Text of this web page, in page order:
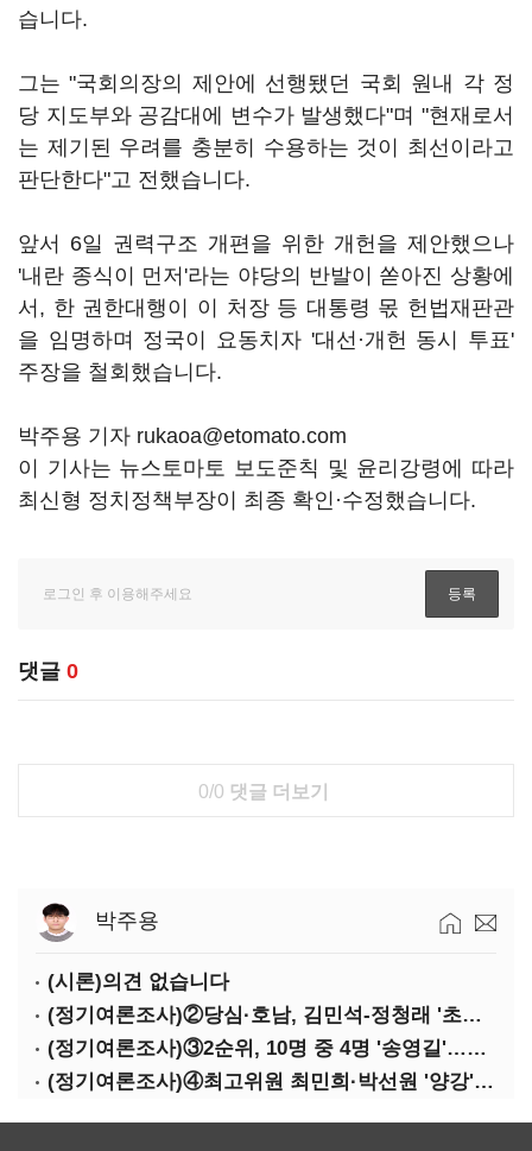
습니다.
그는 "국회의장의 제안에 선행됐던 국회 원내 각 정
당 지도부와 공감대에 변수가 발생했다"며 "현재로서
는 제기된 우려를 충분히 수용하는 것이 최선이라고
판단한다"고 전했습니다.
앞서 6일 권력구조 개편을 위한 개헌을 제안했으나
'내란 종식이 먼저'라는 야당의 반발이 쏟아진 상황에
서, 한 권한대행이 이 처장 등 대통령 몫 헌법재판관
을 임명하며 정국이 요동치자 '대선·개헌 동시 투표'
주장을 철회했습니다.
박주용 기자 rukaoa@etomato.com
이 기사는 뉴스토마토 보도준칙 및 윤리강령에 따라
최신형 정치정책부장이 최종 확인·수정했습니다.
댓글 0
0/0 댓글 더보기
박주용
(시론)의견 없습니다
(정기여론조사)②당심·호남, 김민석-정청래 '초접전'
(정기여론조사)③2순위, 10명 중 4명 '송영길'…정청래 '한 자릿수'
(정기여론조사)④최고위원 최민희·박선원 '양강'…서미화·이성윤·임미애 뒤이어